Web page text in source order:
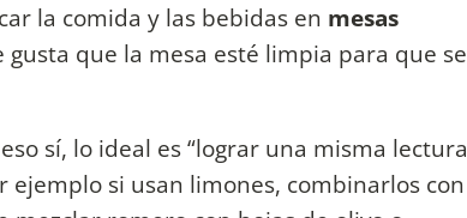
la comida y las bebidas en mesas
gusta que la mesa esté limpia para que se
eso sí, lo ideal es “lograr una misma lectura
ejemplo si usan limones, combinarlos con